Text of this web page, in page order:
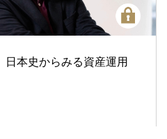
本史からみる資産運用